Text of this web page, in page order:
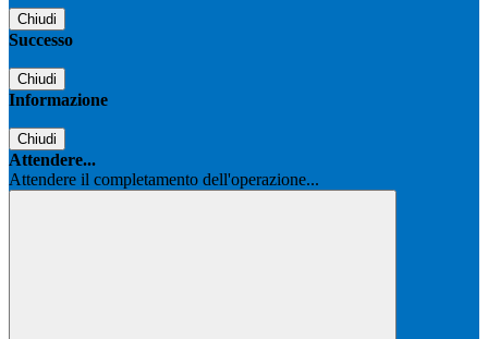
Chiudi
Successo
Chiudi
Informazione
Chiudi
Attendere...
Attendere il completamento dell'operazione...